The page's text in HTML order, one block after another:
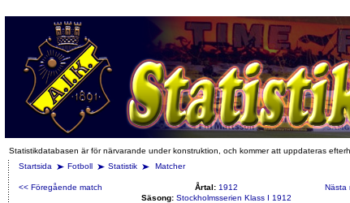
Statistikdatabasen är för närvarande under konstruktion, och kommer att uppdateras
Startsida
Fotboll Statistik Matcher
<< Föregående match Årtal: 1912
Nästa
Säsong: Stockholmsserien Klass I 1912